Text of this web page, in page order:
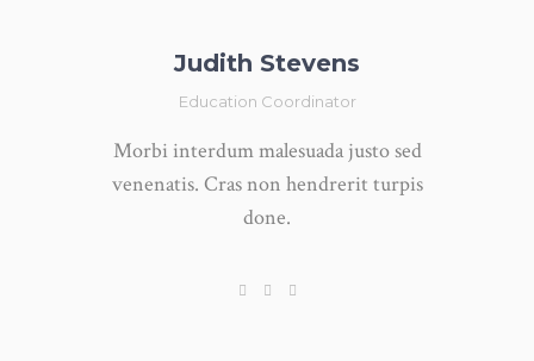
Judith Stevens
Education Coordinator
Morbi interdum malesuada justo sed
venenatis. Cras non hendrerit turpis
done.